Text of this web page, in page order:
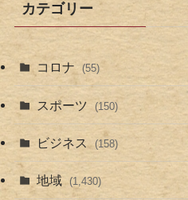
カテゴリー
コロナ (55)
スポーツ (150)
ビジネス (158)
地域 (1,430)